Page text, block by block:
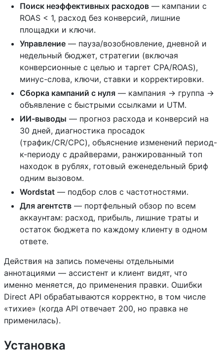
Поиск неэффективных расходов — кампании с
ROAS < 1, расход без конверсий, лишние
площадки и ключи.
Управление — пауза/возобновление, дневной и
недельный бюджет, стратегии (включая
конверсионные с целью и таргет CPA/ROAS),
минус-слова, ключи, ставки и корректировки.
Сборка кампаний с нуля — кампания → группа →
объявление с быстрыми ссылками и UTM.
ИИ-выводы — прогноз расхода и конверсий на
30 дней, диагностика просадок
(трафик/CR/CPC), объяснение изменений период-
к-периоду с драйверами, ранжированный топ
находок в рублях, готовый еженедельный бриф
одним вызовом.
Wordstat — подбор слов с частотностями.
Для агентств — портфельный обзор по всем
аккаунтам: расход, прибыль, лишние траты и
остаток бюджета по каждому клиенту в одном
ответе.
Действия на запись помечены отдельными
аннотациями — ассистент и клиент видят, что
именно меняется, до применения правки. Ошибки
Direct API обрабатываются корректно, в том числе
«тихие» (когда API отвечает 200, но правка не
применилась).
Установка